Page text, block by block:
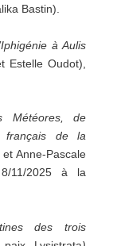
Bastin).
à Aulis
Estelle Oudot),
Météores, de
français de la
Anne-Pascale
11/2025 à la
des trois